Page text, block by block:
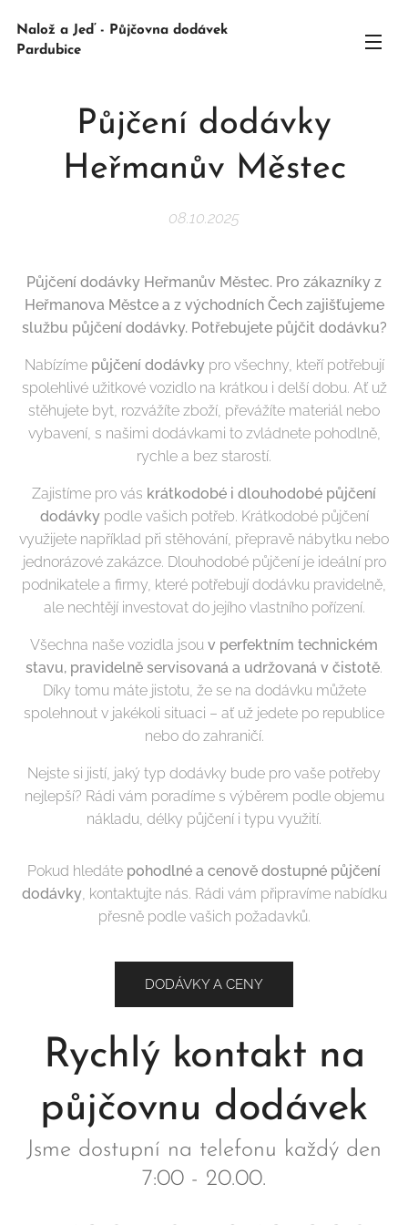
Nalož a Jeď - Půjčovna dodávek
Pardubice
Půjčení dodávky
Heřmanův Městec
08.10.2025
Půjčení dodávky Heřmanův Městec. Pro zákazníky z
Heřmanova Městce a z východních Čech zajišťujeme
službu půjčení dodávky. Potřebujete půjčit dodávku?
Nabízíme půjčení dodávky pro všechny, kteří potřebují
spolehlivé užitkové vozidlo na krátkou i delší dobu. Ať už
stěhujete byt, rozvážíte zboží, převážíte materiál nebo
vybavení, s našimi dodávkami to zvládnete pohodlně,
rychle a bez starostí.
Zajistíme pro vás krátkodobé i dlouhodobé půjčení
dodávkypodle vašich potřeb. Krátkodobé půjčení
využijete například při stěhování, přepravě nábytku nebo
jednorázové zakázce. Dlouhodobé půjčení je ideální pro
podnikatele a firmy, které potřebují dodávku pravidelně,
ale nechtějí investovat do jejího vlastního pořízení.
Všechna naše vozidla jsou v perfektním technickém
stavu, pravidelně servisovaná a udržovaná v čistotě.
Díky tomu máte jistotu, že se na dodávku můžete
spolehnout v jakékoli situaci – ať už jedete po republice
nebo do zahraničí.
Nejste si jistí, jaký typ dodávky bude pro vaše potřeby
nejlepší? Rádi vám poradíme s výběrem podle objemu
nákladu, délky půjčení i typu využití.
Pokud hledáte pohodlné a cenově dostupné půjčení
dodávky, kontaktujte nás. Rádi vám připravíme nabídku
přesně podle vašich požadavků.
DODÁVKY A CENY
Rychlý kontakt na
půjčovnu dodávek
Jsme dostupní na telefonu každý den
7:00 - 20.00.